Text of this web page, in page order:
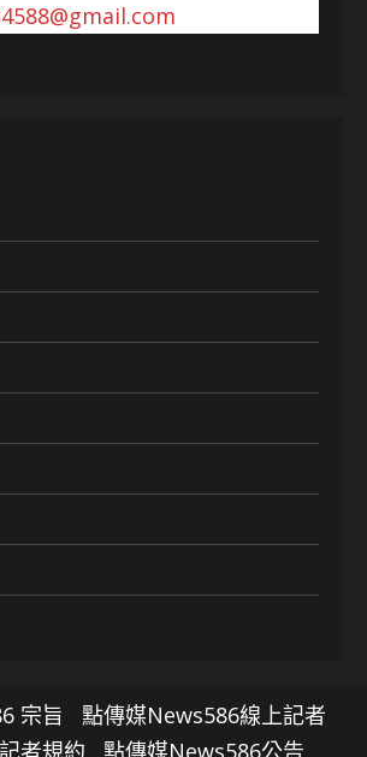
宗旨
點傳媒News586線上記者
者規約
點傳媒News586公告